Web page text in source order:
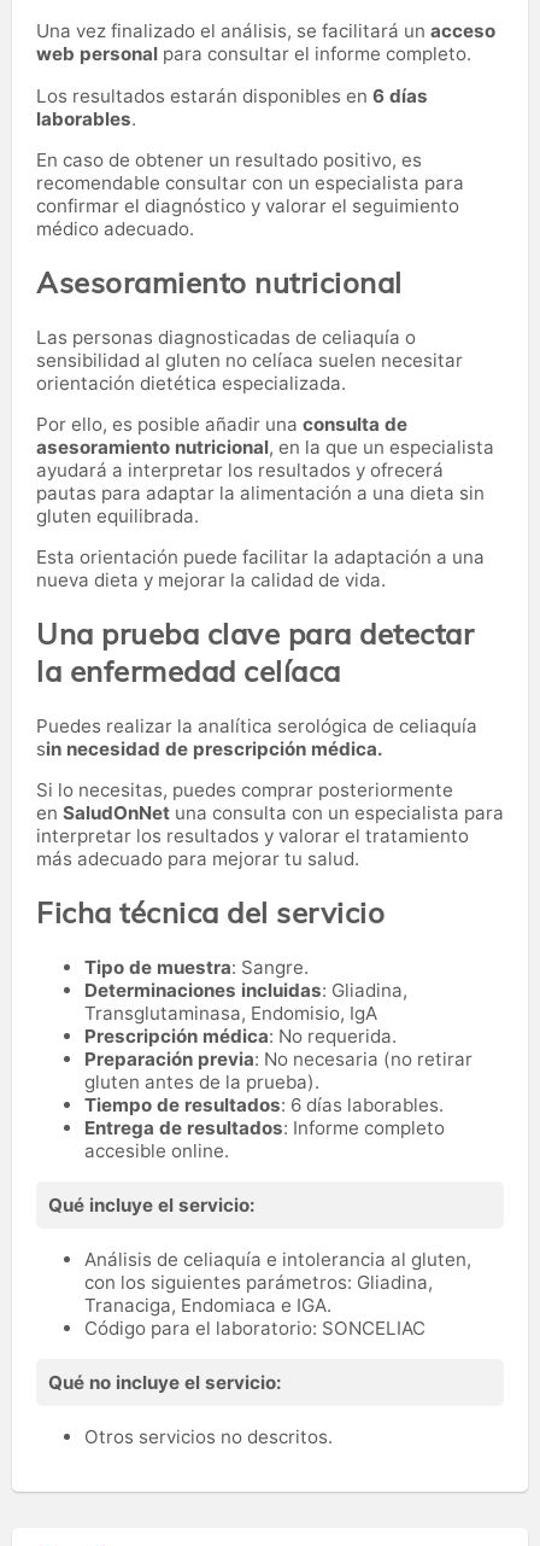
Una vez finalizado el análisis, se facilitará un acceso
web personal para consultar el informe completo.
Los resultados estarán disponibles en 6 días
laborables.
En caso de obtener un resultado positivo, es
recomendable consultar con un especialista para
confirmar el diagnóstico y valorar el seguimiento
médico adecuado.
Asesoramiento nutricional
Las personas diagnosticadas de celiaquía o
sensibilidad al gluten no celíaca suelen necesitar
orientación dietética especializada.
Por ello, es posible añadir una consulta de
asesoramiento nutricional, en la que un especialista
ayudará a interpretar los resultados y ofrecerá
pautas para adaptar la alimentación a una dieta sin
gluten equilibrada.
Esta orientación puede facilitar la adaptación a una
nueva dieta y mejorar la calidad de vida.
Una prueba clave para detectar
la enfermedad celíaca
Puedes realizar la analítica serológica de celiaquía
sin necesidad de prescripción médica.
Si lo necesitas, puedes comprar posteriormente
en SaludOnNet una consulta con un especialista para
interpretar los resultados y valorar el tratamiento
más adecuado para mejorar tu salud.
Ficha técnica del servicio
Tipo de muestra: Sangre.
Determinaciones incluidas: Gliadina,
Transglutaminasa, Endomisio, IgA
Prescripción médica: No requerida.
Preparación previa: No necesaria (no retirar
gluten antes de la prueba).
Tiempo de resultados: 6 días laborables.
Entrega de resultados: Informe completo
accesible online.
Qué incluye el servicio:
Análisis de celiaquía e intolerancia al gluten,
con los siguientes parámetros: Gliadina,
Tranaciga, Endomiaca e IGA.
Código para el laboratorio: SONCELIAC
Qué no incluye el servicio:
Otros servicios no descritos.